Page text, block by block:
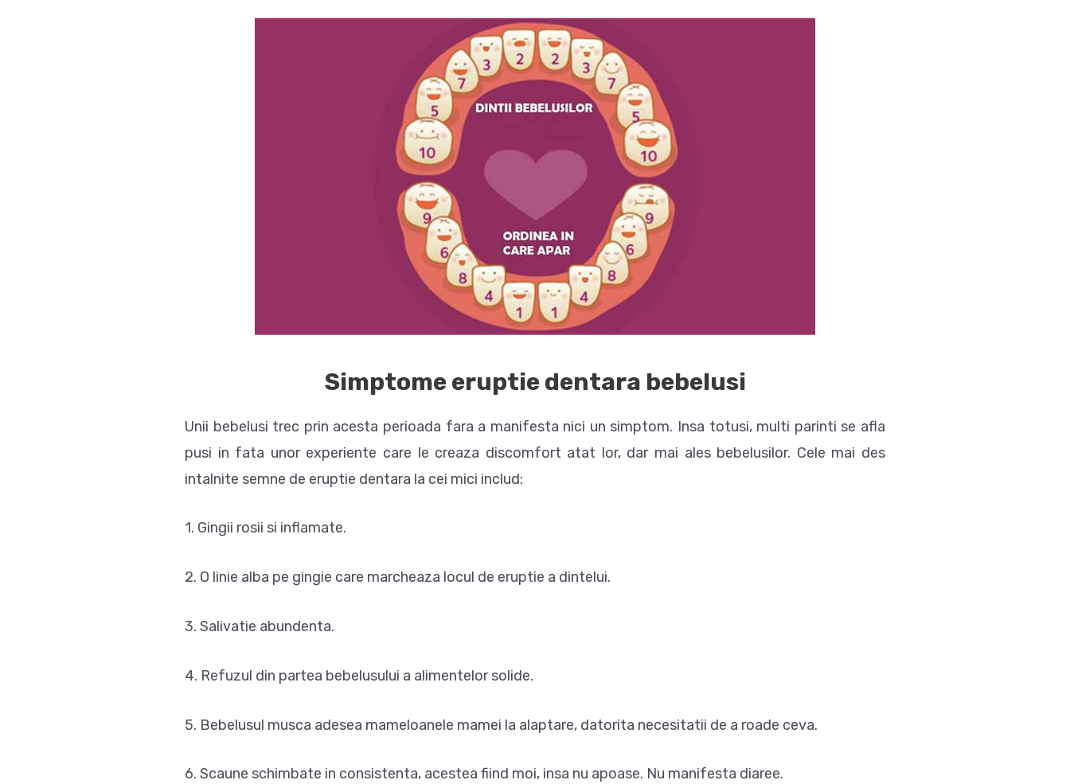
Simptome eruptie dentara bebelusi
Unii bebelusi trec prin acesta perioada fara a manifesta nici un simptom. Insa totusi, multi parinti se afla
pusi in fata unor experiente care le creaza discomfort atat lor, dar mai ales bebelusilor. Cele mai des
intalnite semne de eruptie dentara la cei mici includ:
1. Gingii rosii si inflamate.
2. O linie alba pe gingie care marcheaza locul de eruptie a dintelui.
3. Salivatie abundenta.
4. Refuzul din partea bebelusului a alimentelor solide.
5. Bebelusul musca adesea mameloanele mamei la alaptare, datorita necesitatii de a roade ceva.
6. Scaune schimbate in consistenta, acestea fiind moi, insa nu apoase. Nu manifesta diaree.